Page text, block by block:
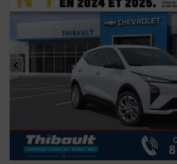
Précédent